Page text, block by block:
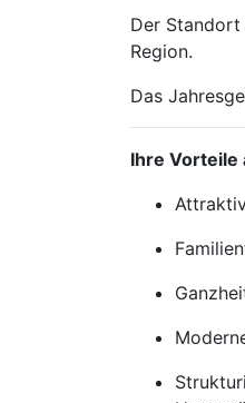
Der
Region.
Das
Ihre Vorteile